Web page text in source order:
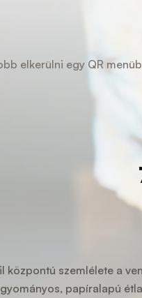
elkerülni egy QR
központú szemlélete a
papíralapú